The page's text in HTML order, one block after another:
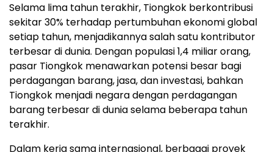
Selama lima tahun terakhir, Tiongkok berkontribusi
sekitar 30% terhadap pertumbuhan ekonomi global
setiap tahun, menjadikannya salah satu kontributor
terbesar di dunia. Dengan populasi 1,4 miliar orang,
pasar Tiongkok menawarkan potensi besar bagi
perdagangan barang, jasa, dan investasi, bahkan
Tiongkok menjadi negara dengan perdagangan
barang terbesar di dunia selama beberapa tahun
terakhir.
Dalam kerja sama internasional, berbagai proyek